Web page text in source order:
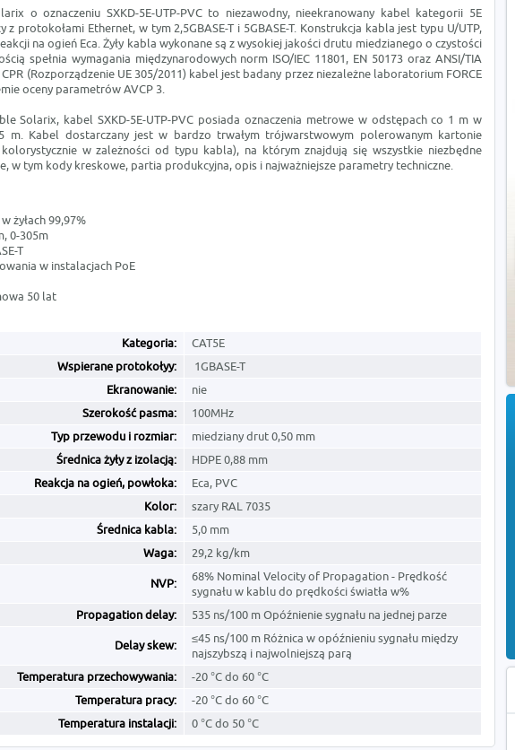
o oznaczeniu SXKD-5E-UTP-PVC to niezawodny, nieekranowany kabel kategorii 5E
z protokołami Ethernet, w tym 2,5GBASE-T i 5GBASE-T. Konstrukcja kabla jest typu U/UTP,
na ogień Eca. Żyły kabla wykonane są z wysokiej jakości drutu miedzianego o czystości
spełnia wymagania międzynarodowych norm ISO/IEC 11801, EN 50173 oraz ANSI/TIA
(Rozporządzenie UE 305/2011) kabel jest badany przez niezależne laboratorium FORCE
oceny parametrów AVCP 3.
Solarix, kabel SXKD-5E-UTP-PVC posiada oznaczenia metrowe w odstępach co 1 m w
m. Kabel dostarczany jest w bardzo trwałym trójwarstwowym polerowanym kartonie
kolorystycznie w zależności od typu kabla), na którym znajdują się wszystkie niezbędne
w tym kody kreskowe, partia produkcyjna, opis i najważniejsze parametry techniczne.
żyłach 99,97%
0-305m
T
w instalacjach PoE
50 lat
Kategoria:
CAT5E
Wspierane protokołyy:
1GBASE-T
Ekranowanie:
nie
Szerokość pasma:
100MHz
Typ przewodu i rozmiar:
miedziany drut 0,50 mm
Średnica żyły z izolacją:
HDPE 0,88 mm
Reakcja na ogień, powłoka:
Eca, PVC
Kolor:
szary RAL 7035
Średnica kabla:
5,0 mm
Waga:
29,2 kg/km
NVP:
68% Nominal Velocity of Propagation - Prędkość
sygnału w kablu do prędkości światła w%
Propagation delay:
535 ns/100 m Opóźnienie sygnału na jednej parze
Delay skew:
≤45 ns/100 m Różnica w opóźnieniu sygnału między
najszybszą i najwolniejszą parą
Temperatura przechowywania:
-20 °C do 60 °C
Temperatura pracy:
-20 °C do 60 °C
Temperatura instalacji:
0 °C do 50 °C